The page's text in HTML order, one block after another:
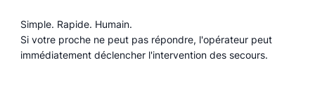
Simple. Rapide. Humain.
Si votre proche ne peut pas répondre, l'opérateur peut
immédiatement déclencher l'intervention des secours.